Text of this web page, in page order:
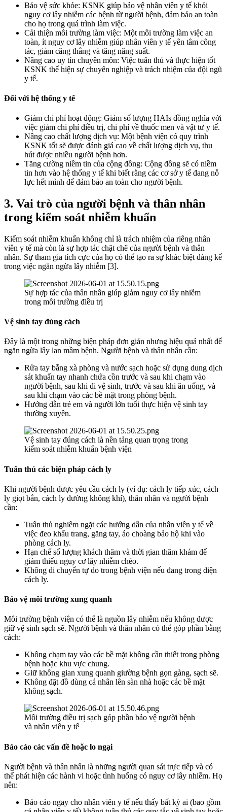
Bảo vệ sức khỏe: KSNK giúp bảo vệ nhân viên y tế khỏi
nguy cơ lây nhiễm các bệnh từ người bệnh, đảm bảo an toàn
cho họ trong quá trình làm việc.
Cải thiện môi trường làm việc: Một môi trường làm việc an
toàn, ít nguy cơ lây nhiễm giúp nhân viên y tế yên tâm công
tác, giảm căng thẳng và tăng năng suất.
Nâng cao uy tín chuyên môn: Việc tuân thủ và thực hiện tốt
KSNK thể hiện sự chuyên nghiệp và trách nhiệm của đội ngũ
y tế.
Đối với hệ thống y tế
Giảm chi phí hoạt động: Giảm số lượng HAIs đồng nghĩa với
việc giảm chi phí điều trị, chi phí về thuốc men và vật tư y tế.
Nâng cao chất lượng dịch vụ: Một bệnh viện có quy trình
KSNK tốt sẽ được đánh giá cao về chất lượng dịch vụ, thu
hút được nhiều người bệnh hơn.
Tăng cường niềm tin của cộng đồng: Cộng đồng sẽ có niềm
tin hơn vào hệ thống y tế khi biết rằng các cơ sở y tế đang nỗ
lực hết mình để đảm bảo an toàn cho người bệnh.
3. Vai trò của người bệnh và thân nhân
trong kiểm soát nhiễm khuẩn
Kiểm soát nhiễm khuẩn không chỉ là trách nhiệm của riêng nhân
viên y tế mà còn là sự hợp tác chặt chẽ của người bệnh và thân
nhân. Sự tham gia tích cực của họ có thể tạo ra sự khác biệt đáng kể
trong việc ngăn ngừa lây nhiễm [3].
Sự hợp tác của thân nhân giúp giảm nguy cơ lây nhiễm
trong môi trường điều trị
Vệ sinh tay đúng cách
Đây là một trong những biện pháp đơn giản nhưng hiệu quả nhất để
ngăn ngừa lây lan mầm bệnh. Người bệnh và thân nhân cần:
Rửa tay bằng xà phòng và nước sạch hoặc sử dụng dung dịch
sát khuẩn tay nhanh chứa cồn trước và sau khi chạm vào
người bệnh, sau khi đi vệ sinh, trước và sau khi ăn uống, và
sau khi chạm vào các bề mặt trong phòng bệnh.
Hướng dẫn trẻ em và người lớn tuổi thực hiện vệ sinh tay
thường xuyên.
Vệ sinh tay đúng cách là nền tảng quan trọng trong
kiểm soát nhiễm khuẩn bệnh viện
Tuân thủ các biện pháp cách ly
Khi người bệnh được yêu cầu cách ly (ví dụ: cách ly tiếp xúc, cách
ly giọt bắn, cách ly đường không khí), thân nhân và người bệnh
cần:
Tuân thủ nghiêm ngặt các hướng dẫn của nhân viên y tế về
việc đeo khẩu trang, găng tay, áo choàng bảo hộ khi vào
phòng cách ly.
Hạn chế số lượng khách thăm và thời gian thăm khám để
giảm thiểu nguy cơ lây nhiễm chéo.
Không di chuyển tự do trong bệnh viện nếu đang trong diện
cách ly.
Bảo vệ môi trường xung quanh
Môi trường bệnh viện có thể là nguồn lây nhiễm nếu không được
giữ vệ sinh sạch sẽ. Người bệnh và thân nhân có thể góp phần bằng
cách:
Không chạm tay vào các bề mặt không cần thiết trong phòng
bệnh hoặc khu vực chung.
Giữ không gian xung quanh giường bệnh gọn gàng, sạch sẽ.
Không đặt đồ dùng cá nhân lên sàn nhà hoặc các bề mặt
không sạch.
Môi trường điều trị sạch góp phần bảo vệ người bệnh
và nhân viên y tế
Báo cáo các vấn đề hoặc lo ngại
Người bệnh và thân nhân là những người quan sát trực tiếp và có
thể phát hiện các hành vi hoặc tình huống có nguy cơ lây nhiễm. Họ
nên:
Báo cáo ngay cho nhân viên y tế nếu thấy bất kỳ ai (bao gồm